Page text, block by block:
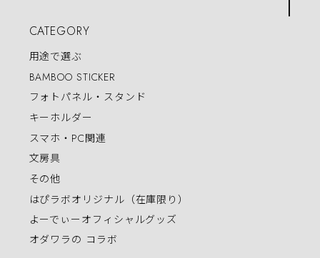
CATEGORY
用途で選ぶ
BAMBOO STICKER
フォトパネル・スタンド
キーホルダー
スマホ・PC関連
文房具
その他
はぴラボオリジナル（在庫限り）
よーでぃーオフィシャルグッズ
オダワラの コラボ